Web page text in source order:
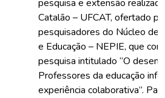
pesquisa e extensão
Catalão – UFCAT, ofertado
pesquisadores do Núcleo de
e Educação – NEPIE, que
pesquisa intitulado “O
Professores da educação
experiência colaborativa”.